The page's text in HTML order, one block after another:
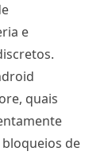
e
quais
de